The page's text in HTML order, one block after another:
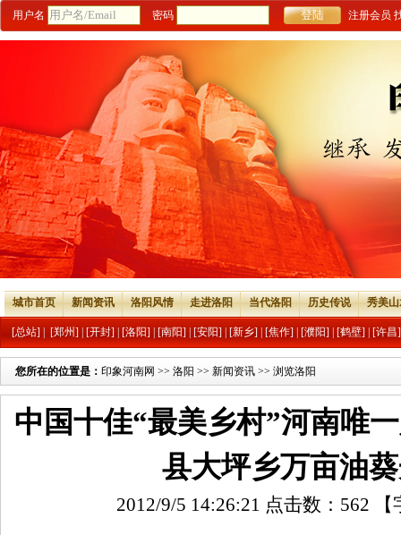
用户名 密码 注册会员
城市首页 新闻资讯 洛阳风情 走进洛阳 当代洛阳 历史传说 秀美
[总站] [郑州] [开封] [洛阳] [南阳] [安阳] [新乡] [焦作] [濮阳] [鹤壁] [许昌]
您所在的位置是： 印象河南网 >> 洛阳 >> 新闻资讯 >> 浏览洛阳
中国十佳“最美乡村”河南唯
县大坪乡万亩油
2012/9/5 14:26:21 点击数： 562